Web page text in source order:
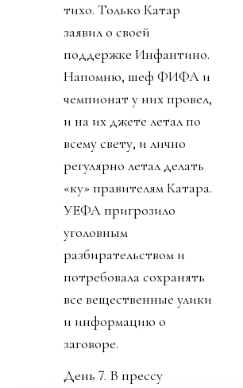
тихо. Только Катар
заявил о своей
поддержке Инфантино.
Напомню, шеф ФИФА и
чемпионат у них провел,
и на их джете летал по
всему свету, и лично
регулярно летал делать
«ку» правителям Катара.
УЕФА пригрозило
уголовным
разбирательством и
потребовала сохранять
все вещественные улики
и информацию о
заговоре.
День 7. В прессу